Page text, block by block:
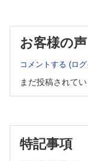
理学療法士の
Choosing
療ガイドラ
ゥアール・
お客様の声
コメントする (ロ
まだ投稿されて
特記事項